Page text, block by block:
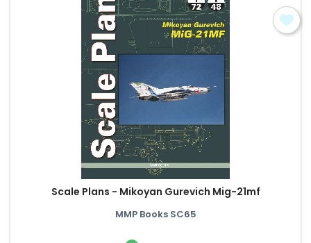
Scale Plans - Mikoyan Gurevich Mig-21mf
MMP Books SC65